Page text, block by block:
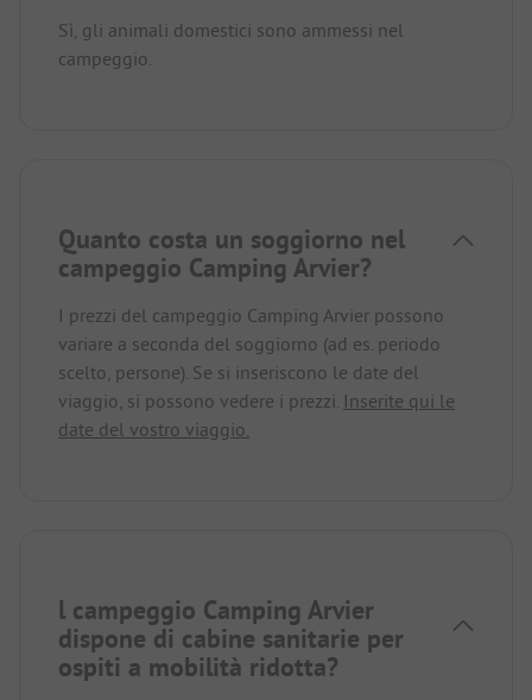
Sì, gli animali domestici sono ammessi nel
campeggio.
Quanto costa un soggiorno nel
campeggio Camping Arvier?
I prezzi del campeggio Camping Arvier possono
variare a seconda del soggiorno (ad es. periodo
scelto, persone). Se si inseriscono le date del
viaggio, si possono vedere i prezzi. Inserite qui le
date del vostro viaggio.
l campeggio Camping Arvier
dispone di cabine sanitarie per
ospiti a mobilità ridotta?